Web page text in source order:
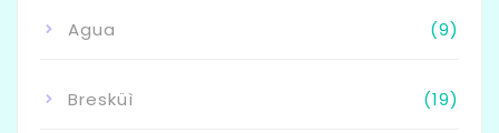
Agua (9)
Bresküì (19)